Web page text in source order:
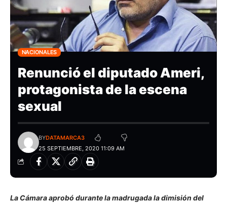
NACIONALES
Renunció el diputado Ameri,
protagonista de la escena
sexual
25 SEPTIEMBRE, 2020 11:09 AM
BYDATAMARCA3
La Cámara aprobó durante la madrugada la dimisión del